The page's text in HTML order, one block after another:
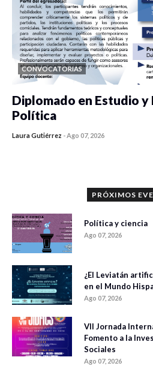
CONVOCATORIAS
Diplomado en Estudio y
Política
Laura Gutiérrez -Ago 07, 2026
PRÓXIMOS
Política y ciencia
Ago 07, 2026
¿El Leviatán
en el Mundo
Ago 07, 2026
VII Jornada
Fomento a la
Sociales
Ago 07, 2026